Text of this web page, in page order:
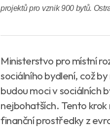
projektů pro vznik 900 bytů.
Ministerstvo pro místní
sociálního bydlení, což
budou moci v sociálních
nejbohatších. Tento
finanční prostředky z